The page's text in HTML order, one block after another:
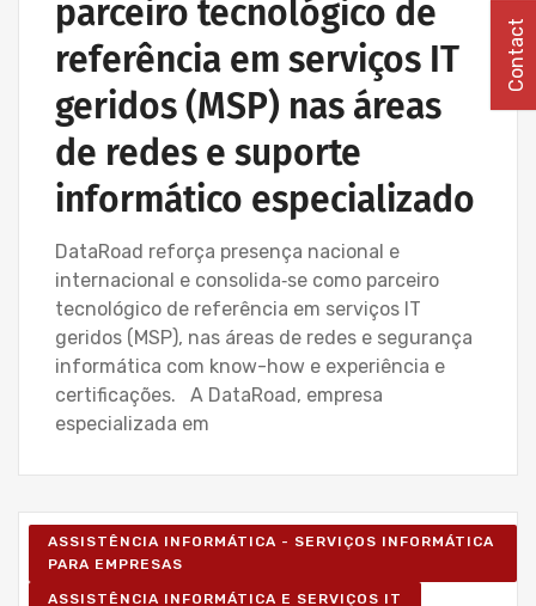
parceiro tecnológico de
referência em serviços IT
geridos (MSP) nas áreas
de redes e suporte
informático especializado
DataRoad reforça presença nacional e
internacional e consolida‑se como parceiro
tecnológico de referência em serviços IT
geridos (MSP), nas áreas de redes e segurança
informática com know-how e experiência e
certificações. A DataRoad, empresa
especializada em
ASSISTÊNCIA INFORMÁTICA - SERVIÇOS INFORMÁTICA
PARA EMPRESAS
ASSISTÊNCIA INFORMÁTICA E SERVIÇOS IT
Contact